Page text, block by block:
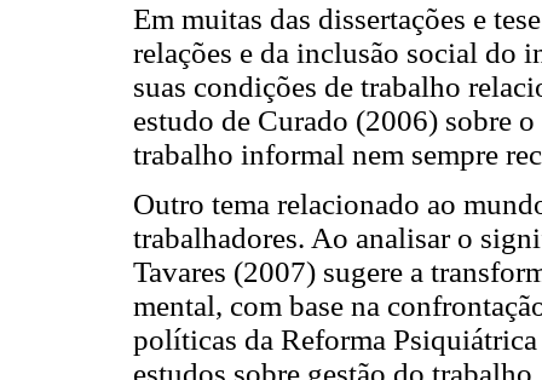
Em muitas das dissertações e
relações e da inclusão social do
suas condições de trabalho
estudo de Curado (2006) sobre
trabalho informal nem sempre
Outro tema relacionado ao
trabalhadores. Ao analisar o
Tavares (2007) sugere a
mental, com base na
políticas da Reforma
estudos sobre gestão do